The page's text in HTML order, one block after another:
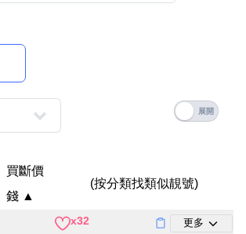
風水號分類
五行
買斷價
錢 ▲
(按分類找類似靚號)
x32 更多